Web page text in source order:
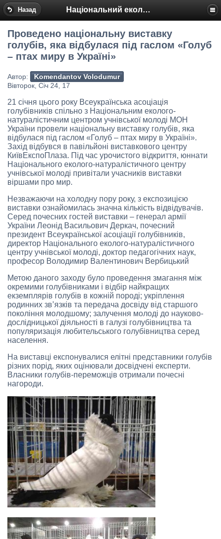
Назад Національний еколого-натуралістичний центр
Проведено національну виставку
голубів, яка відбулася під гаслом «Голуб
– птах миру в Україні»
Автор:
Komendantov Volodumur
Вівторок, Січ 24, 17
21 січня цього року Всеукраїнська асоціація
голубівників спільно з Національним еколого-
натуралістичним центром учнівської молоді МОН
України провели національну виставку голубів, яка
відбулася під гаслом «Голуб – птах миру в Україні».
Захід відбувся в павільйоні виставкового центру
КиївЕкспоПлаза. Під час урочистого відкриття, юннати
Національного еколого-натуралістичного центру
учнівської молоді привітали учасників виставки
віршами про мир.
Незважаючи на холодну пору року, з експозицією
виставки ознайомилась значна кількість відвідувачів.
Серед почесних гостей виставки – генерал армії
України Леонід Васильович Деркач, почесний
президент Всеукраїнської асоціації голубівників,
директор Національного еколого-натуралістичного
центру учнівської молоді, доктор педагогічних наук,
професор Володимир Валентинович Вербицький
Метою даного заходу було проведення змагання між
окремими голубівниками і відбір найкращих
екземплярів голубів в кожній породі; укріплення
родинних зв’язків та передача досвіду від старшого
покоління молодшому; залучення молоді до науково-
дослідницької діяльності в галузі голубівництва та
популяризація любительського голубівництва серед
населення.
На виставці експонувалися елітні представники голубів
різних порід, яких оцінювали досвідчені експерти.
Власники голубів-переможців отримали почесні
нагороди.